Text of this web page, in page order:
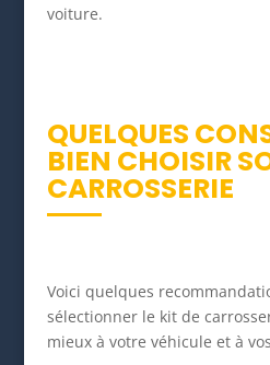
voiture.
QUELQUES
BIEN CHOISIR
CARROSSERIE
Voici quelques
sélectionner le kit de
mieux à votre véhicule et à